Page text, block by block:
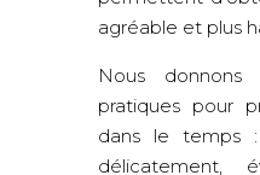
agréable et plus
Nous donnons
pratiques pour
dans le temps
délicatement,